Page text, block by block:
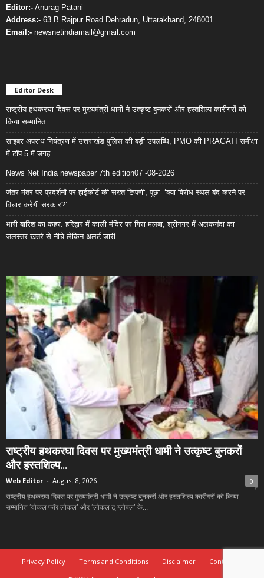
Editor:- Anurag Patani
Address:- 63 B Rajpur Road Dehradun, Uttarakhand, 248001
Email:- newsnetindiamail@gmail.com
Editor Desk
राष्ट्रीय हथकरघा दिवस पर मुख्यमंत्री धामी ने उत्कृष्ट बुनकरों और हस्तशिल्प कारीगरों को
किया सम्मानित
साइबर अपराध नियंत्रण में उत्तराखंड पुलिस की बड़ी उपलब्धि, PMO की PRAGATI समीक्षा
में टॉप-5 में जगह
News Net India newspaper 7th edition07 -08-2026
जंतर-मंतर पर प्रदर्शनों पर हाईकोर्ट की सख्त टिप्पणी, पूछा- ‘क्या विरोध स्थल बंद करने पर
विचार करेगी सरकार?’
भारी बारिश का कहर: हरिद्वार में काली मंदिर पर गिरा मलबा, श्रीनगर में अलकनंदा का
जलस्तर खतरे से नीचे लेकिन अलर्ट जारी
राष्ट्रीय हथकरघा दिवस पर मुख्यमंत्री धामी ने उत्कृष्ट बुनकरों
और हस्तशिल्प...
Web Editor - August 8, 2026 0
राष्ट्रीय हथकरघा दिवस पर मुख्यमंत्री धामी ने उत्कृष्ट बुनकरों और हस्तशिल्प कारीगरों को किया
सम्मानित ‘वोकल फॉर लोकल’ और ‘लोकल टू ग्लोबल’ के...
Privacy Policy Terms and Conditions Disclaimer
Contact Us